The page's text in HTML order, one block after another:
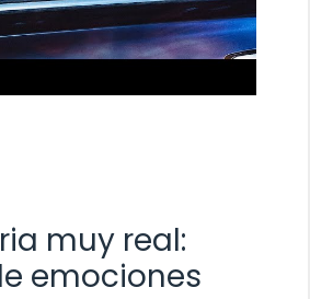
muy real:
emociones